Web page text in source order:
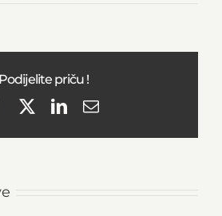
Podijelite priču !
FacebookLinkedIn
Email